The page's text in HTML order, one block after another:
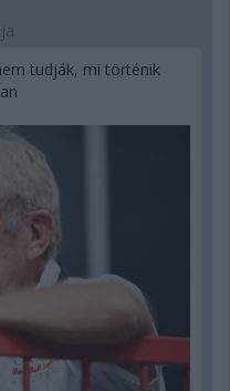
tudják, mi történik